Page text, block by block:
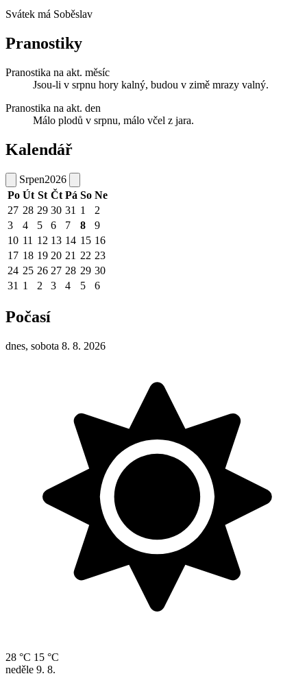
Svátek má Soběslav
Pranostiky
Pranostika na akt. měsíc
Jsou-li v srpnu hory kalný, budou v zimě mrazy valný.
Pranostika na akt. den
Málo plodů v srpnu, málo včel z jara.
Kalendář
Srpen2026
Po Út St Čt Pá So Ne
27 28 29 30 31 1
2
3
4 5 6 7 8
9
10 11 12 13 14 15 16
17 18 19 20 21 22 23
24 25 26 27 28 29 30
31 1 2 3 4 5 6
Počasí
dnes, sobota 8. 8. 2026
28 °C 15 °C
neděle 9. 8.